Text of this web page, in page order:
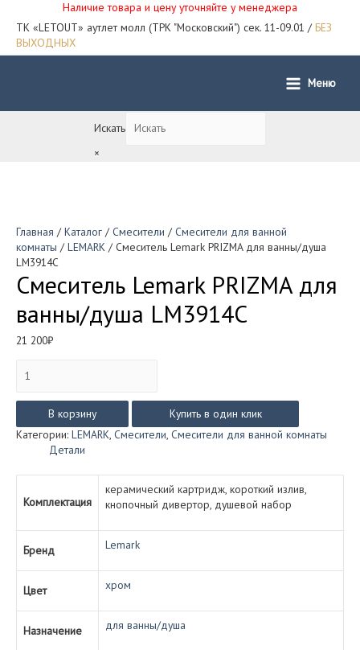
Наличие товара и цену уточняйте у менеджера
ТК «LETOUT» аутлет молл (ТРК "Московский") сек. 11-09.01 / БЕЗ
ВЫХОДНЫХ
Main
Меню
Искать
×
Главная / Каталог / Смесители / Смесители для ванной
комнаты / LEMARK / Смеситель Lemark PRIZMA для ванны/душа
LM3914C
Смеситель Lemark PRIZMA для
ванны/душа LM3914C
21 200₽
товара
Lemark
PRIZMA
для
душа
В корзину
Купить в один клик
Категории: LEMARK, Смесители, Смесители для ванной комнаты
Детали
Комплектация
керамический картридж, короткий излив,
кнопочный дивертор, душевой набор
Бренд Lemark
Цвет хром
Назначение для ванны/душа